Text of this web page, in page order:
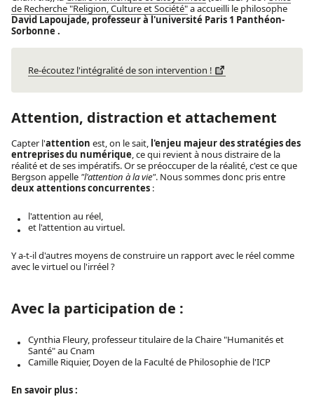
de Recherche "Religion, Culture et Société"a accueilli le philosophe
David Lapoujade, professeur à l'université Paris 1 Panthéon-
Sorbonne .
Re-écoutez l'intégralité de son intervention !
Attention, distraction et attachement
Capter l'attention est, on le sait, l'enjeu majeur des stratégies des
entreprises du numérique, ce qui revient à nous distraire de la
réalité et de ses impératifs. Or se préoccuper de la réalité, c'est ce que
Bergson appelle "l'attention à la vie". Nous sommes donc pris entre
deux attentions concurrentes :
l'attention au réel,
et l'attention au virtuel.
Y a-t-il d'autres moyens de construire un rapport avec le réel comme
avec le virtuel ou l'irréel ?
Avec la participation de :
Cynthia Fleury, professeur titulaire de la Chaire "Humanités et
Santé" au Cnam
Camille Riquier, Doyen de la Faculté de Philosophie de l'ICP
En savoir plus :